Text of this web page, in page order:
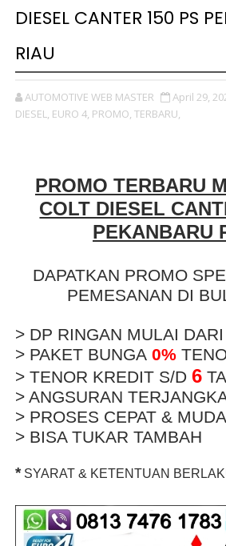
DIESEL CANTER 150 PS
RIAU
AUTOMOTIVE WEB MASTER April 29,
DIESEL, EURO 4, PROMO, TERBARU,
PROMO TERBARU
COLT DIESEL
PEKANBARU
DAPATKAN PROMO
PEMESANAN DI
> DP RINGAN MULAI DARI
> PAKET BUNGA 0%
> TENOR KREDIT S/D 6
> ANGSURAN
> PROSES CEPAT &
> BISA TUKAR TAMBAH
*SYARAT & KETENTUAN